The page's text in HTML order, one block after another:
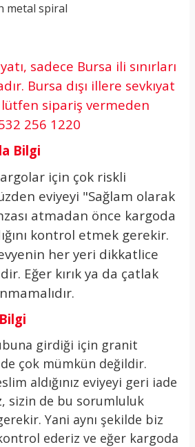
metal spiral
sadece Bursa ili sınırları
Bursa dışı illere sevkıyat
sipariş vermeden
256 1220
Bilgi
için çok riskli
eviyeyi "Sağlam olarak
atmadan önce kargoda
kontrol etmek gerekir.
her yeri dikkatlice
Eğer kırık ya da çatlak
girdiği için granit
çok mümkün değildir.
aldığınız eviyeyi geri iade
sizin de bu sorumluluk
Yani aynı şekilde biz
ederiz ve eğer kargoda